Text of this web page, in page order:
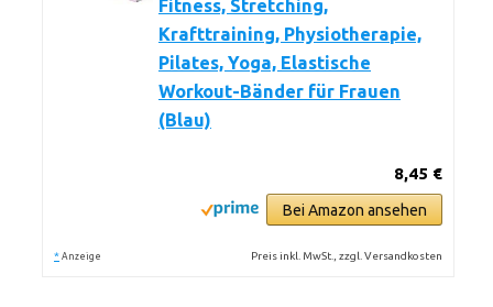
Fitness, Stretching,
Krafttraining, Physiotherapie,
Pilates, Yoga, Elastische
Workout-Bänder für Frauen
(Blau)
8,45 €
Bei Amazon ansehen
* Anzeige Preis inkl. MwSt., zzgl. Versandkosten